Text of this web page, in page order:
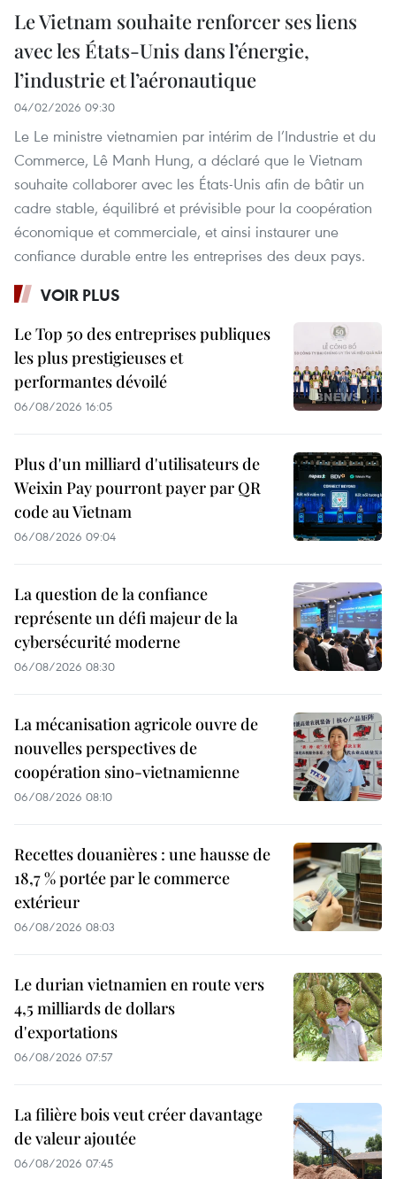
Le Vietnam souhaite renforcer ses liens
avec les États-Unis dans l’énergie,
l’industrie et l’aéronautique
04/02/2026 09:30
Le Le ministre vietnamien par intérim de l’Industrie et du
Commerce, Lê Manh Hung, a déclaré que le Vietnam
souhaite collaborer avec les États-Unis afin de bâtir un
cadre stable, équilibré et prévisible pour la coopération
économique et commerciale, et ainsi instaurer une
confiance durable entre les entreprises des deux pays.
VOIR PLUS
Le Top 50 des entreprises publiques
les plus prestigieuses et
performantes dévoilé
06/08/2026 16:05
Plus d'un milliard d'utilisateurs de
Weixin Pay pourront payer par QR
code au Vietnam
06/08/2026 09:04
La question de la confiance
représente un défi majeur de la
cybersécurité moderne
06/08/2026 08:30
La mécanisation agricole ouvre de
nouvelles perspectives de
coopération sino-vietnamienne
06/08/2026 08:10
Recettes douanières : une hausse de
18,7 % portée par le commerce
extérieur
06/08/2026 08:03
Le durian vietnamien en route vers
4,5 milliards de dollars
d'exportations
06/08/2026 07:57
La filière bois veut créer davantage
de valeur ajoutée
06/08/2026 07:45